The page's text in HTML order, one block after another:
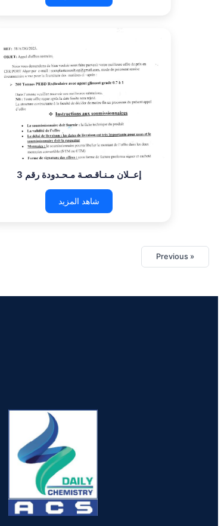
إعــلان مـنـاقـصـة مـحـدودة رقم 3
شاهد المزيد
« Previous